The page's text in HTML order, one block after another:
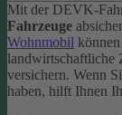
Mit der DEVK-
Fahrzeuge
Wohnmobil
landwirtschaftliche
versichern. Wenn
haben, hilft Ihnen